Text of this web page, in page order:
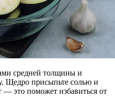
средней толщины и
Щедро присыпьте солью и
— это поможет избавиться от